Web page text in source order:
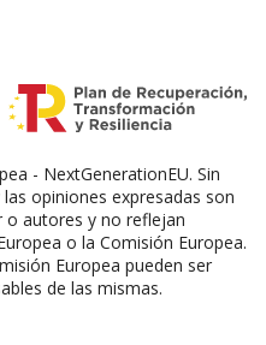
- NextGenerationEU. Sin
opiniones expresadas son
o autores y no reflejan
o la Comisión Europea.
Europea pueden ser
de las mismas.